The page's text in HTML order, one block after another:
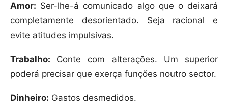
Amor: Ser-lhe-á comunicado algo que o deixará
completamente desorientado. Seja racional e
evite atitudes impulsivas.
Trabalho: Conte com alterações. Um superior
poderá precisar que exerça funções noutro sector.
Dinheiro: Gastos desmedidos.